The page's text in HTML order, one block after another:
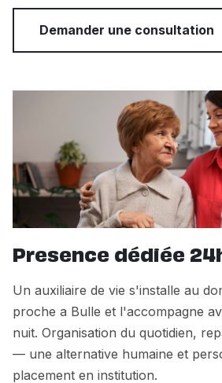
Demander une consultation
Presence dédiée
Un auxiliaire de vie s'installe au
proche a Bulle et l'accompagne
nuit. Organisation du quotidien,
— une alternative humaine et
placement en institution.